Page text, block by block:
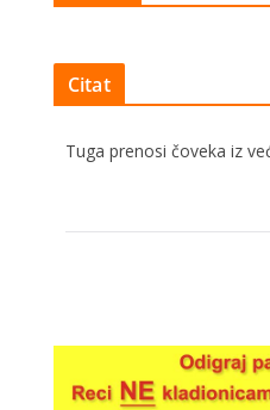
Citat
Tuga prenosi čoveka iz